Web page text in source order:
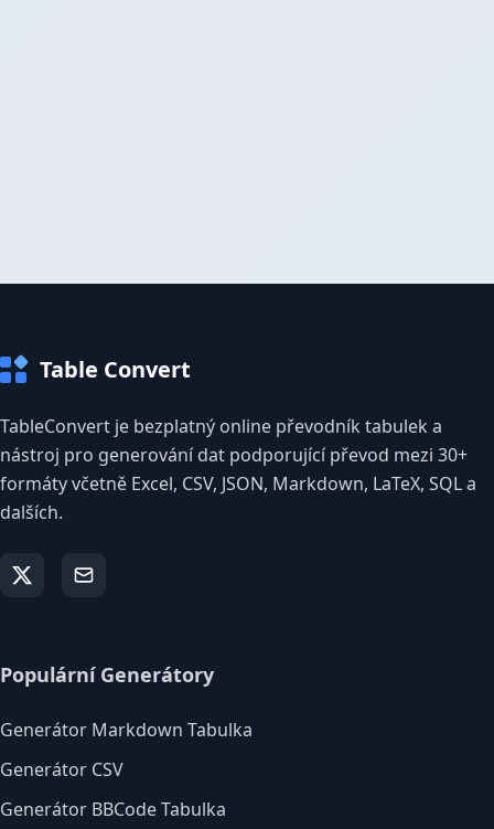
Table Convert
TableConvert je bezplatný online převodník tabulek a
nástroj pro generování dat podporující převod mezi 30+
formáty včetně Excel, CSV, JSON, Markdown, LaTeX, SQL a
dalších.
Populární Generátory
Generátor Markdown Tabulka
Generátor CSV
Generátor BBCode Tabulka